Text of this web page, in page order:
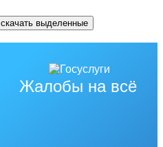
скачать выделенные
Жалобы на всё